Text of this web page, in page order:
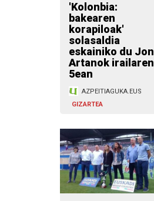
'Kolonbia:
bakearen
korapiloak'
solasaldia
eskainiko du Jon
Artanok irailaren
5ean
AZPEITIAGUKA.EUS
GIZARTEA